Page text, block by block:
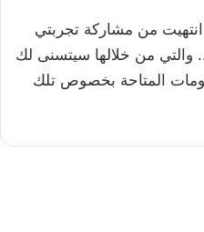
من مشاركة تجربتي
والتي من خلالها سيتسنى لك
المتاحة بخصوص تلك